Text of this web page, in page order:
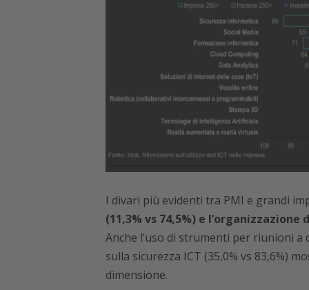
I divari più evidenti tra PMI e grandi
(11,3% vs 74,5%) e
Anche l’uso di strumenti per riunioni a
sulla sicurezza ICT (35,0% vs 83,6%)
dimensione.